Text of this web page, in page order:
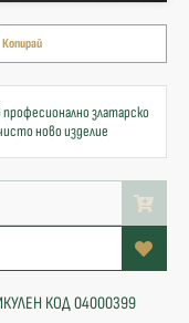
Копирай
златарско
ново изделие
КОД 04000399